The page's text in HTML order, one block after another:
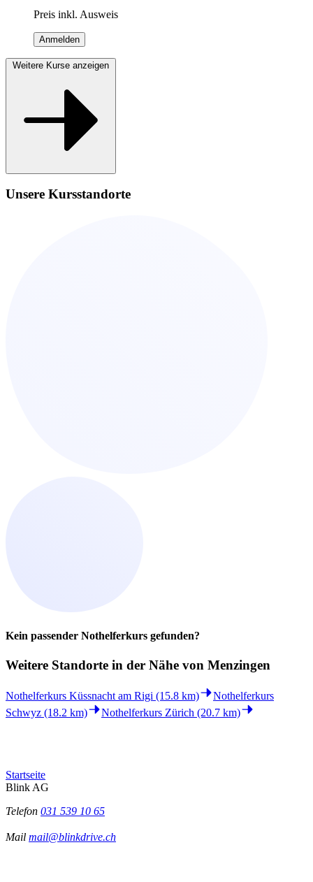
Preis inkl. Ausweis
Anmelden
Weitere Kurse anzeigen
Unsere Kursstandorte
Kein passender Nothelferkurs gefunden?
Weitere Standorte in der Nähe von Menzingen
Nothelferkurs Küssnacht am Rigi (15.8 km)
Nothelferkurs
Schwyz (18.2 km)
Nothelferkurs Zürich (20.7 km)
Startseite
Blink AG
Telefon 031 539 10 65
Mail mail@blinkdrive.ch